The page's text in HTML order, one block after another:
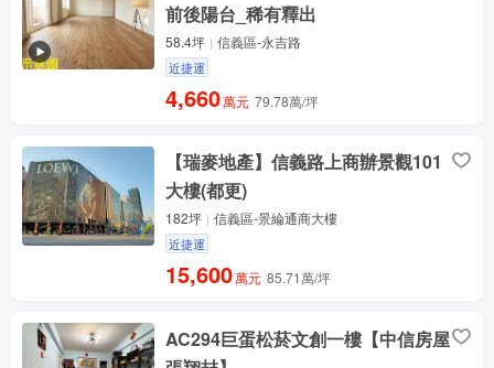
前後陽台_稀有釋出
58.4坪 信義區-永吉路
近捷運
4,660萬元 79.78萬/坪
【瑞麥地產】信義路上商辦景觀101
大樓(都更)
182坪 信義區-景綸通商大樓
近捷運
15,600萬元 85.71萬/坪
AC294巨蛋松菸文創一樓【中信房屋